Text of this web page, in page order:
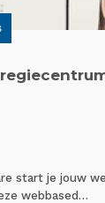
start je jouw
webbased…